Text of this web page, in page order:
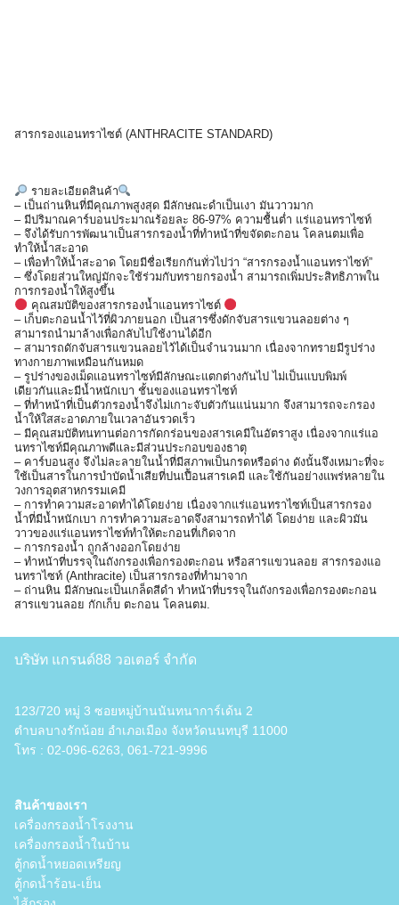
สารกรองแอนทราไซต์ (ANTHRACITE STANDARD)
รายละเอียดสินค้า
– เป็นถ่านหินที่มีคุณภาพสูงสุด มีลักษณะดำเป็นเงา มันวาวมาก
– มีปริมาณคาร์บอนประมาณร้อยละ 86-97% ความชื้นต่ำ แร่แอนทราไซท์
– จึงได้รับการพัฒนาเป็นสารกรองน้ำที่ทำหน้าที่ขจัดตะกอน โคลนตมเพื่อ
ทำให้น้ำสะอาด
– เพื่อทำให้น้ำสะอาด โดยมีชื่อเรียกกันทั่วไปว่า “สารกรองน้ำแอนทราไซท์”
– ซึ่งโดยส่วนใหญ่มักจะใช้ร่วมกับทรายกรองน้ำ สามารถเพิ่มประสิทธิภาพใน
การกรองน้ำให้สูงขึ้น
คุณสมบัติของสารกรองน้ำแอนทราไซต์
– เก็บตะกอนน้ำไว้ที่ผิวภายนอก เป็นสารซึ่งดักจับสารแขวนลอยต่าง ๆ
สามารถนำมาล้างเพื่อกลับไปใช้งานได้อีก
– สามารถดักจับสารแขวนลอยไว้ได้เป็นจำนวนมาก เนื่องจากทรายมีรูปร่าง
ทางกายภาพเหมือนกันหมด
– รูปร่างของเม็ดแอนทราไซท์มีลักษณะแตกต่างกันไป ไม่เป็นแบบพิมพ์
เดียวกันและมีน้ำหนักเบา ชั้นของแอนทราไซท์
– ที่ทำหน้าที่เป็นตัวกรองน้ำจึงไม่เกาะจับตัวกันแน่นมาก จึงสามารถจะกรอง
น้ำให้ใสสะอาดภายในเวลาอันรวดเร็ว
– มีคุณสมบัติทนทานต่อการกัดกร่อนของสารเคมีในอัตราสูง เนื่องจากแร่แอ
นทราไซท์มีคุณภาพดีและมีส่วนประกอบของธาตุ
– คาร์บอนสูง จึงไม่ละลายในน้ำที่มีสภาพเป็นกรดหรือด่าง ดังนั้นจึงเหมาะที่จะ
ใช้เป็นสารในการบำบัดน้ำเสียที่ปนเปื้อนสารเคมี และใช้กันอย่างแพร่หลายใน
วงการอุตสาหกรรมเคมี
– การทำความสะอาดทำได้โดยง่าย เนื่องจากแร่แอนทราไซท์เป็นสารกรอง
น้ำที่มีน้ำหนักเบา การทำความสะอาดจึงสามารถทำได้ โดยง่าย และผิวมัน
วาวของแร่แอนทราไซท์ทำให้ตะกอนที่เกิดจาก
– การกรองน้ำ ถูกล้างออกโดยง่าย
– ทำหน้าที่บรรจุในถังกรองเพื่อกรองตะกอน หรือสารแขวนลอย สารกรองแอ
นทราไซท์ (Anthracite) เป็นสารกรองที่ทำมาจาก
– ถ่านหิน มีลักษณะเป็นเกล็ดสีดำ ทำหน้าที่บรรจุในถังกรองเพื่อกรองตะกอน
สารแขวนลอย กักเก็บ ตะกอน โคลนตม.
บริษัท แกรนด์88 วอเตอร์ จำกัด
123/720 หมู่ 3 ซอยหมู่บ้านนันทนาการ์เด้น 2
ตำบลบางรักน้อย อำเภอเมือง จังหวัดนนทบุรี 11000
โทร : 02-096-6263 061-721-9996
สินค้าของเรา
เครื่องกรองน้ำโรงงาน
เครื่องกรองน้ำในบ้าน
ตู้กดน้ำหยอดเหรียญ
ตู้กดน้ำร้อน-เย็น